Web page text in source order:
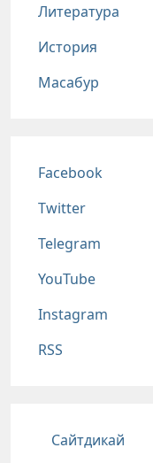
Литература
История
Масабур
Соц сети
Facebook
Twitter
Telegram
YouTube
Instagram
RSS
Подвал
Сайтдикай